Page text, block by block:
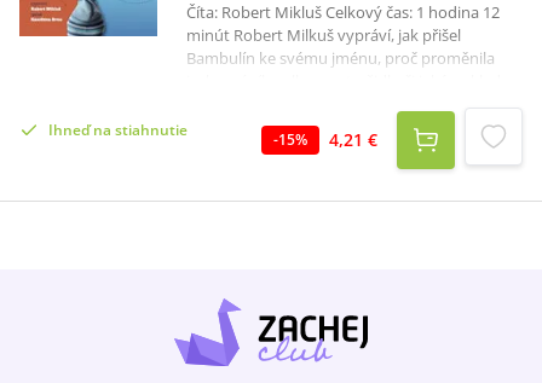
Číta: Robert Mikluš Celkový čas: 1 hodina 12
minút Robert Milkuš vypráví, jak přišel
Bambulín ke svému jménu, proč proměnila
se ukrývají v nejkrásnější části jeskyně. Spolu s
dětmi z brněnského sboru Kantiléna
(přípravného oddělení Magdalenka) si můžete
zazpívat veselé písničky, které spolu s příběhy
pro vás napsali Michaela a Tomáš Pálkovi.Proč
Rozvíjet představivost dětí hravou a intuitivní
formou. Jednoduše, aby i ti nejmenší mohli
zpívat, hrát na nástroje, které mají zrovna po
Ihneď na stiahnutie -15% 4,21 €